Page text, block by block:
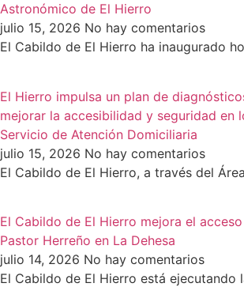
Astronómico de El Hierro
julio 15, 2026 No hay comentarios
El Cabildo de El Hierro ha inaugurado
El Hierro impulsa un plan de
mejorar la accesibilidad y seguridad en
Servicio de Atención Domiciliaria
julio 15, 2026 No hay comentarios
El Cabildo de El Hierro, a través del
El Cabildo de El Hierro mejora el
Pastor Herreño en La Dehesa
julio 14, 2026 No hay comentarios
El Cabildo de El Hierro está ejecutando